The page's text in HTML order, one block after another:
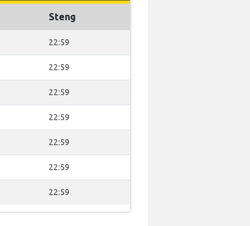
Steng
22:59
22:59
22:59
22:59
22:59
22:59
22:59